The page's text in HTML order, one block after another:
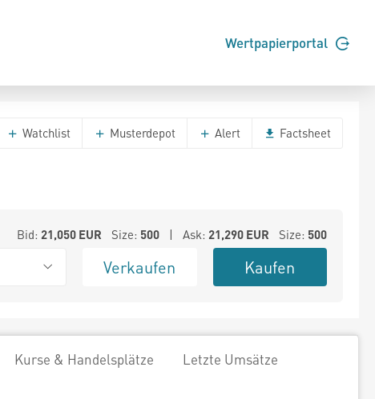
Wertpapierportal
Watchlist Musterdepot Alert Factsheet
Bid: 21,050EUR Size: 500| Ask: 21,290EUR Size: 500
Verkaufen Kaufen
Kurse & Handelsplätze Letzte Umsätze